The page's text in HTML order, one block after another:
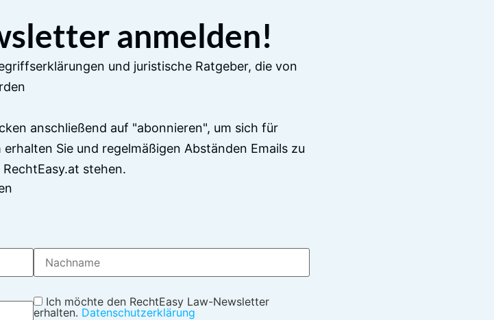
anmelden!
und juristische Ratgeber, die von
anschließend auf "abonnieren", um sich für
Sie und regelmäßigen Abständen Emails zu
stehen.
Ich möchte den RechtEasy Law-Newsletter
erhalten. Datenschutzerklärung